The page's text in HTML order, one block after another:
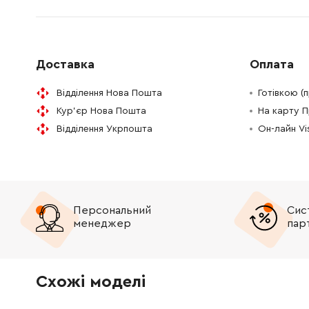
Доставка
Відділення Нова Пошта
Кур'єр Нова Пошта
Відділення Укрпошта
Оплата
Готівкою
На карту
Он-лайн
Персональний
менеджер
Схожі моделі